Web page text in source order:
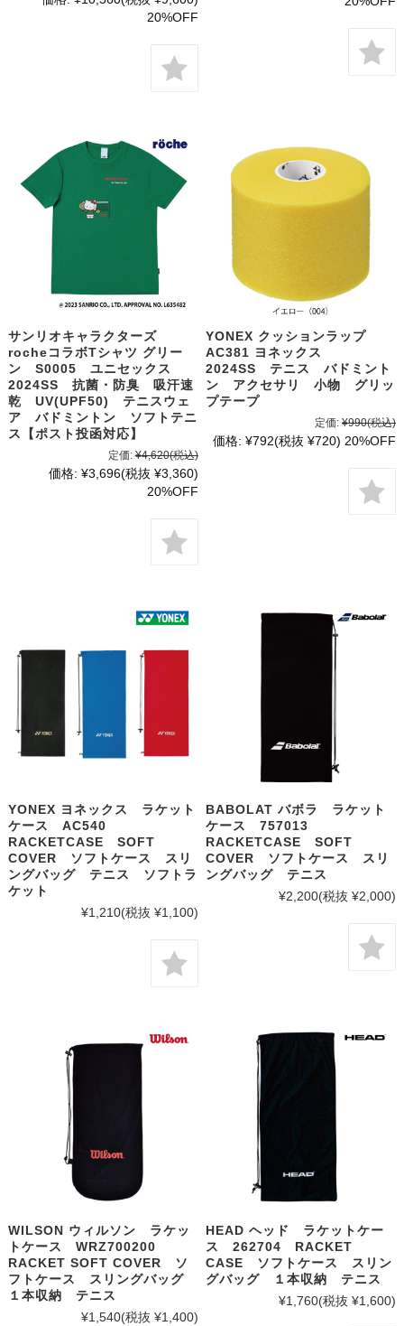
20%OFF
サンリオキャラクターズ
rocheコラボTシャツ グリー
ン S0005 ユニセックス
2024SS 抗菌・防臭 吸汗速
乾 UV(UPF50) テニスウェ
ア バドミントン ソフトテニ
ス【ポスト投函対応】
定価: ¥4,620(税込)
価格: ¥3,696(税抜 ¥3,360)
20%OFF
YONEX クッションラップ
AC381 ヨネックス
2024SS テニス バドミント
ン アクセサリ 小物 グリッ
プテープ
定価: ¥990(税込)
価格: ¥792(税抜 ¥720) 20%OFF
YONEX ヨネックス ラケット
ケース AC540
RACKETCASE SOFT
COVER ソフトケース スリ
ングバッグ テニス ソフトラ
ケット
¥1,210(税抜 ¥1,100)
BABOLAT バボラ ラケット
ケース 757013
RACKETCASE SOFT
COVER ソフトケース スリ
ングバッグ テニス
¥2,200(税抜 ¥2,000)
WILSON ウィルソン ラケッ
トケース WRZ700200
RACKET SOFT COVER ソ
フトケース スリングバッグ
１本収納 テニス
¥1,540(税抜 ¥1,400)
HEAD ヘッド ラケットケー
ス 262704 RACKET
CASE ソフトケース スリン
グバッグ １本収納 テニス
¥1,760(税抜 ¥1,600)